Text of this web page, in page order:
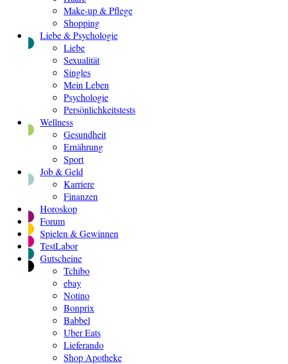
Make-up & Pflege
Shopping
Liebe & Psychologie
Liebe
Sexualität
Singles
Mein Leben
Psychologie
Persönlichkeitstests
Wellness
Gesundheit
Ernährung
Sport
Job & Geld
Karriere
Finanzen
Horoskop
Forum
Spielen & Gewinnen
TestLabor
Gutscheine
Tchibo
ebay
Notino
Bonprix
Babbel
Uber Eats
Lieferando
Shop Apotheke